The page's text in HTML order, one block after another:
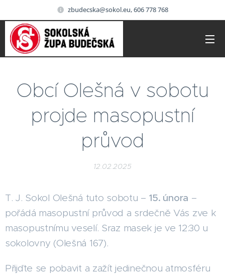
zbudecska@sokol.eu, 606 778 768
Obcí Olešná v sobotu
projde masopustní
průvod
12.02.2025
T. J. Sokol Olešná tuto sobotu – 15. února –
pořádá masopustní průvod a srdečně Vás zve k
masopustnímu veselí. Sraz masek je ve 12:30 u
sokolovny (Olešná 167).
Přijďte se pobavit a zažít jedinečnou atmosféru